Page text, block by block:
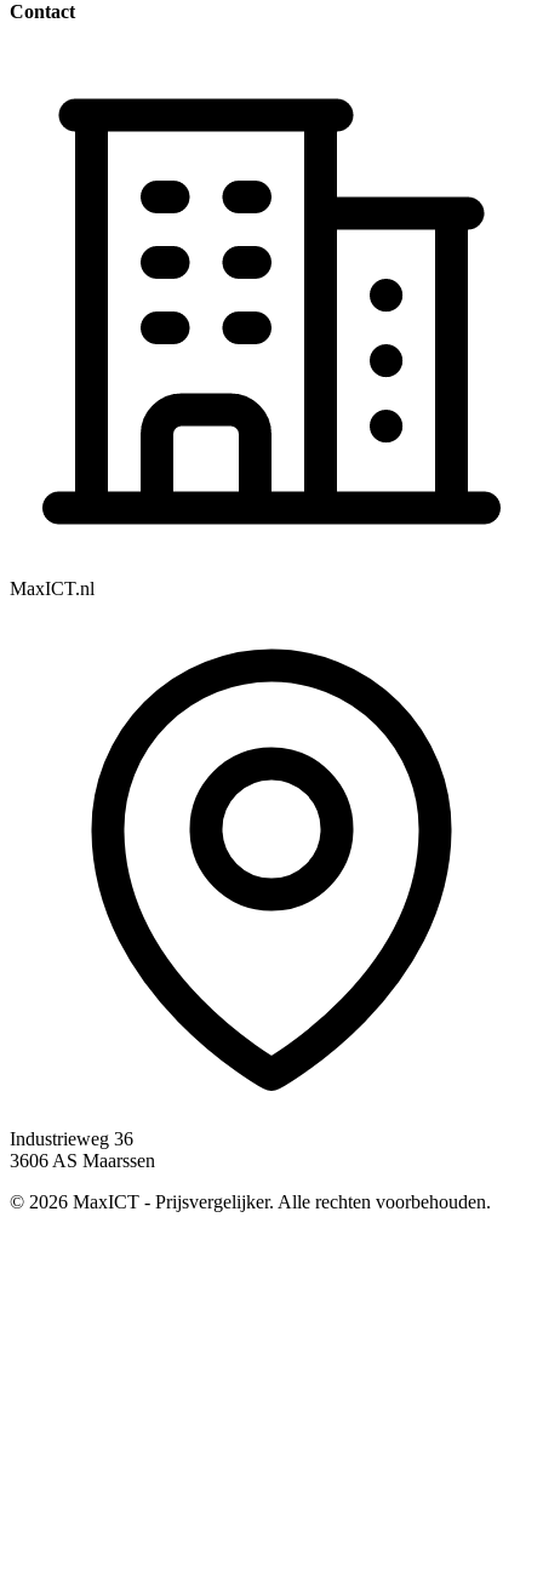
Contact
MaxICT.nl
Industrieweg 36
3606 AS Maarssen
© 2026 MaxICT - Prijsvergelijker. Alle rechten voorbehouden.